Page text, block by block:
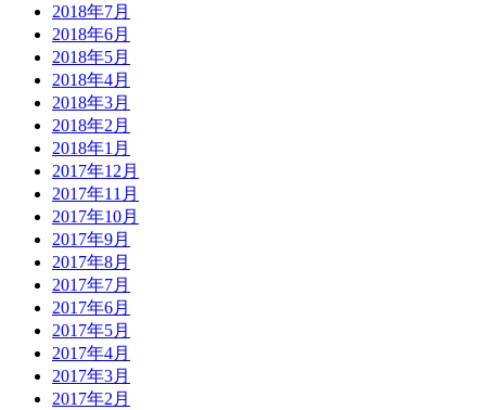
2018年7月
2018年6月
2018年5月
2018年4月
2018年3月
2018年2月
2018年1月
2017年12月
2017年11月
2017年10月
2017年9月
2017年8月
2017年7月
2017年6月
2017年5月
2017年4月
2017年3月
2017年2月